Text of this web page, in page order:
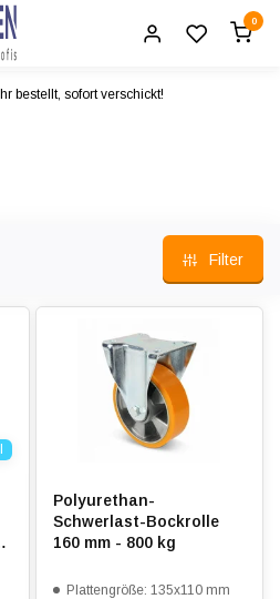
0
bestellt, sofort verschickt!
Filter
Polyurethan-
Schwerlast-Bockrolle
160 mm - 800 kg
Plattengröße: 135x110 mm